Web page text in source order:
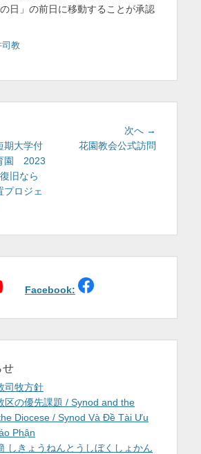
日」の前日に移動することが承認
司教
期大学付
園 2023
旧なら
プロジェ
次へ →
花園教会公式訪問
Facebook:
せ
司牧方針
区の優先課題 / Synod and the
Diocese / Synod Và Đề Tài Ưu
Phận
しきょうねんとうしぼくしょかん